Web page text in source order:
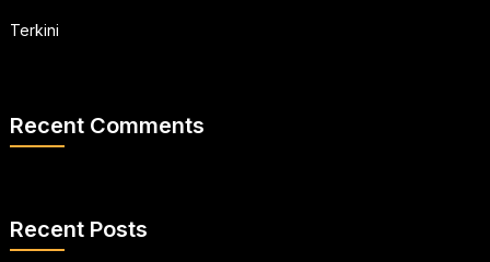
Terkini
Recent Comments
Recent Posts